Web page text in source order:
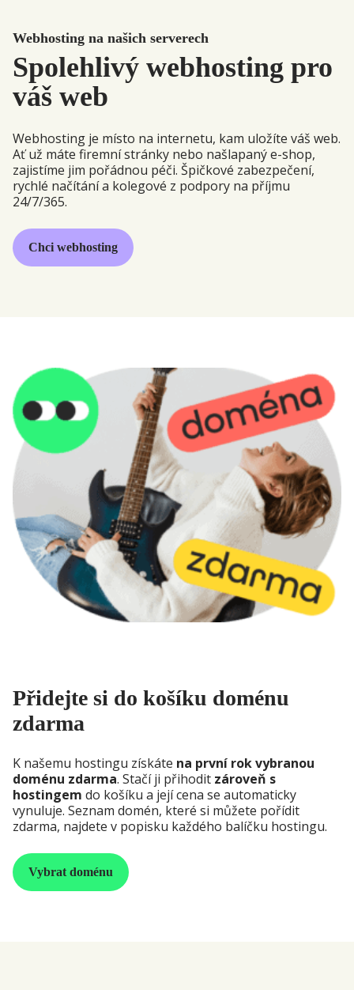
Webhosting na našich serverech
Spolehlivý webhosting pro
váš web
Webhosting je místo na internetu, kam uložíte váš web.
Ať už máte firemní stránky nebo našlapaný e-shop,
zajistíme jim pořádnou péči. Špičkové zabezpečení,
rychlé načítání a kolegové z podpory na příjmu
24/7/365.
Chci webhosting
Přidejte si do košíku doménu
zdarma
K našemu hostingu získáte na první rok vybranou
doménu zdarma. Stačí ji přihodit zároveň s
hostingem do košíku a její cena se automaticky
vynuluje. Seznam domén, které si můžete pořídit
zdarma, najdete v popisku každého balíčku hostingu.
Vybrat doménu